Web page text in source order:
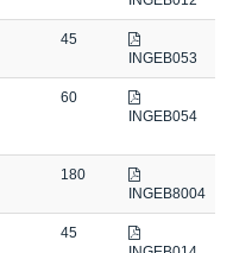
45
INGEB053
60
INGEB054
180
INGEB8004
45